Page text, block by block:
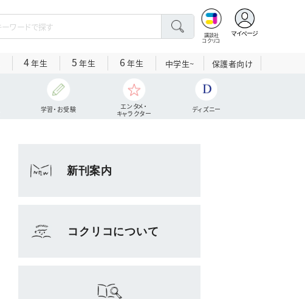
講談社
コクリコ
マイページ
4年生 5 年生 6 年生 中学生~ 保護者向け
学習・お受験
エンタメ・
キャラクター
ディズニー
新刊案内
コクリコについて